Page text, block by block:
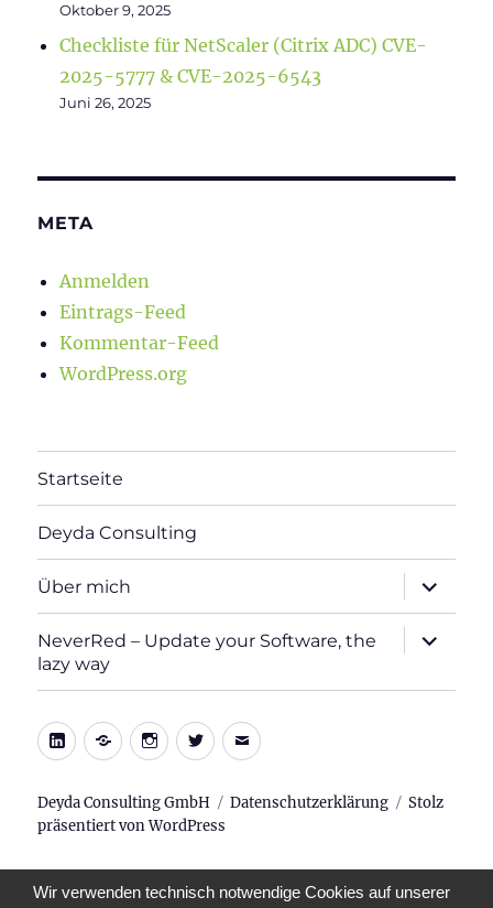
Oktober 9, 2025
Checkliste für NetScaler (Citrix ADC) CVE-
2025-5777 & CVE-2025-6543
Juni 26, 2025
META
Anmelden
Eintrags-Feed
Kommentar-Feed
WordPress.org
Startseite
Deyda Consulting
Über mich
öffnen
NeverRed – Update your Software, the
lazy way
öffnen
LinkedIn
Xing Instagram
TwitterE-
Deyda Consulting GmbH Datenschutzerklärung
Stolz
präsentiert von WordPress
Wir verwenden technisch notwendige Cookies auf unserer